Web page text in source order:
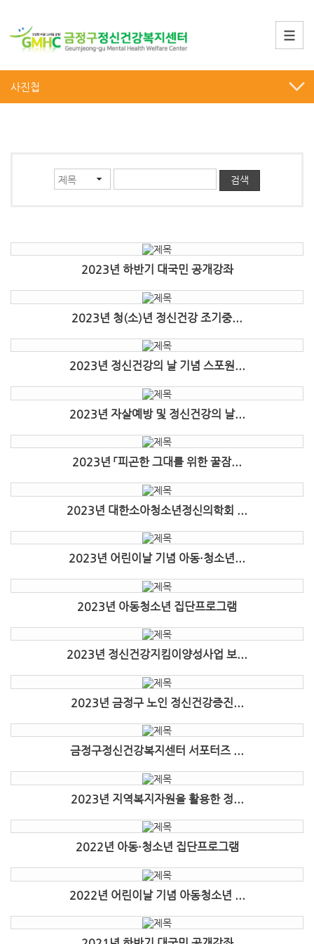
사진첩
2023년 하반기 대국민 공개강좌
2023년 청(소)년 정신건강 조기중...
2023년 정신건강의 날 기념 스포원...
2023년 자살예방 및 정신건강의 날...
2023년 「피곤한 그대를 위한 꿀잠...
2023년 대한소아청소년정신의학회 ...
2023년 어린이날 기념 아동·청소년...
2023년 아동청소년 집단프로그램
2023년 정신건강지킴이양성사업 보...
2023년 금정구 노인 정신건강증진...
금정구정신건강복지센터 서포터즈 ...
2023년 지역복지자원을 활용한 정...
2022년 아동·청소년 집단프로그램
2022년 어린이날 기념 아동청소년 ...